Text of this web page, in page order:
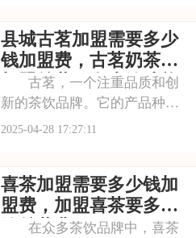
是大约多少，喜茶加盟费用包
括哪些方面的具体分析！希望
能为您提供参考~
县城古茗加盟需要多少
钱加盟费，古茗奶茶店
加盟总共要多少钱才能
开
古茗，一个注重品质和创
新的茶饮品牌。它的产品种类
繁多，口味独特，深受消费者
中立于不败之地。本文将为你
揭秘县城古茗加盟需要多少钱
加盟费，古茗奶茶店
2025-04-28 17:27:11
喜茶加盟需要多少钱加
盟费，加盟喜茶要多少
钱总共费用
在众多茶饮品牌中，喜茶